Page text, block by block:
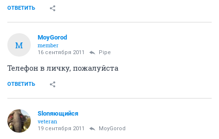
ОТВЕТИТЬ
M
MoyGorod
member
16 сентября 2011 Pipe
Телефон в личку, пожалуйста
ОТВЕТИТЬ
Slonяющийся
veteran
19 сентября 2011 MoyGorod